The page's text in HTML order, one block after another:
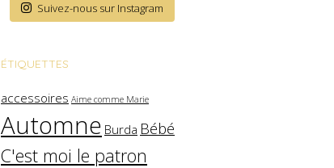
Suivez-nous sur Instagram
ÉTIQUETTES
accessoires Aime comme Marie
Automne Burda Bébé
C'est moi le patron